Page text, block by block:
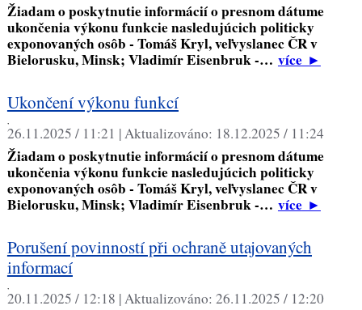
Žiadam o poskytnutie informácií o presnom dátume
ukončenia výkonu funkcie nasledujúcich politicky
exponovaných osôb - Tomáš Kryl, veľvyslanec ČR v
Bielorusku, Minsk; Vladimír Eisenbruk -… více►
Ukončení výkonu funkcí
,
26.11.2025 / 11:21 |Aktualizováno: 18.12.2025 / 11:24
Žiadam o poskytnutie informácií o presnom dátume
ukončenia výkonu funkcie nasledujúcich politicky
exponovaných osôb - Tomáš Kryl, veľvyslanec ČR v
Bielorusku, Minsk; Vladimír Eisenbruk -… více►
Porušení povinností při ochraně utajovaných
informací
,
20.11.2025 / 12:18 |Aktualizováno: 26.11.2025 / 12:20